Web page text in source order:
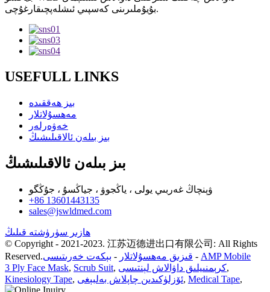
بۇيۇملىرىنى كەسپىي ئىشلەپچىقارغۇچى.
USEFULL LINKS
بىز ھەققىدە
مەھسۇلاتلار
خەۋەرلەر
بىز بىلەن ئالاقىلىشىڭ
بىز بىلەن ئالاقىلىشىڭ
ۋېنچاڭ غەربىي يولى ، ياڭجوۋ ، جياڭسۇ ، جۇڭگو
+86 13601443135
sales@jswldmed.com
ھازىر سۈرۈشتە قىلىڭ
© Copyright - 2021-2023. 江苏迈德进出口有限公司: All Rights
Reserved.
قىزىق مەھسۇلاتلار - بېكەت خەرىتىسى - AMP Mobile
3 Ply Face Mask, Scrub Suit, كرېمنىيلىق داۋالاش لېنتىسى,
Kinesiology Tape, ئۆزلۈكىدىن چاپلاش بەلبېغى, Medical Tape,